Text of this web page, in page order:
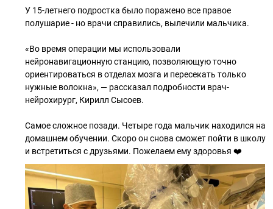
У 15-летнего подростка было поражено все правое
полушарие - но врачи справились, вылечили мальчика.
«Во время операции мы использовали
нейронавигационную станцию, позволяющую точно
ориентироваться в отделах мозга и пересекать только
нужные волокна», — рассказал подробности врач-
нейрохирург, Кирилл Сысоев.
Самое сложное позади. Четыре года мальчик находился на
домашнем обучении. Скоро он снова сможет пойти в школу
и встретиться с друзьями. Пожелаем ему здоровья ❤️